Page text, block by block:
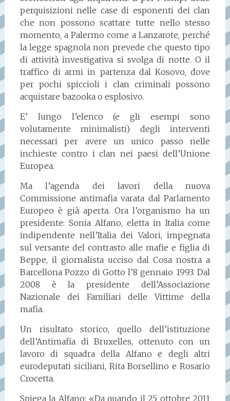
perquisizioni nelle case di esponenti dei clan
che non possono scattare tutte nello stesso
momento, a Palermo come a Lanzarote, perché
la legge spagnola non prevede che questo tipo
di attività investigativa si svolga di notte. O il
traffico di armi in partenza dal Kosovo, dove
per pochi spiccioli i clan criminali possono
acquistare bazooka o esplosivo.
E’ lungo l’elenco (e gli esempi sono
volutamente minimalisti) degli interventi
necessari per avere un unico passo nelle
inchieste contro i clan nei paesi dell’Unione
Europea.
Ma l’agenda dei lavori della nuova
Commissione antimafia varata dal Parlamento
Europeo è già aperta. Ora l’organismo ha un
presidente: Sonia Alfano, eletta in Italia come
indipendente nell’Italia dei Valori, impegnata
sul versante del contrasto alle mafie e figlia di
Beppe, il giornalista ucciso dal Cosa nostra a
Barcellona Pozzo di Gotto l’8 gennaio 1993. Dal
2008 è la presidente dell’Associazione
Nazionale dei Familiari delle Vittime della
mafia.
Un risultato storico, quello dell’istituzione
dell’Antimafia di Bruxelles, ottenuto con un
lavoro di squadra della Alfano e degli altri
eurodeputati siciliani, Rita Borsellino e Rosario
Crocetta.
Spiega la Alfano: «Da quando il 25 ottobre 2011